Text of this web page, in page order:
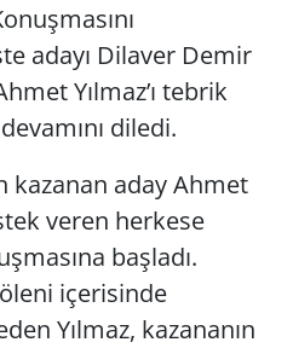
adayı Dilaver Demir
Yılmaz’ı tebrik
diledi.
kazanan aday Ahmet
veren herkese
başladı.
içerisinde
Yılmaz, kazananın